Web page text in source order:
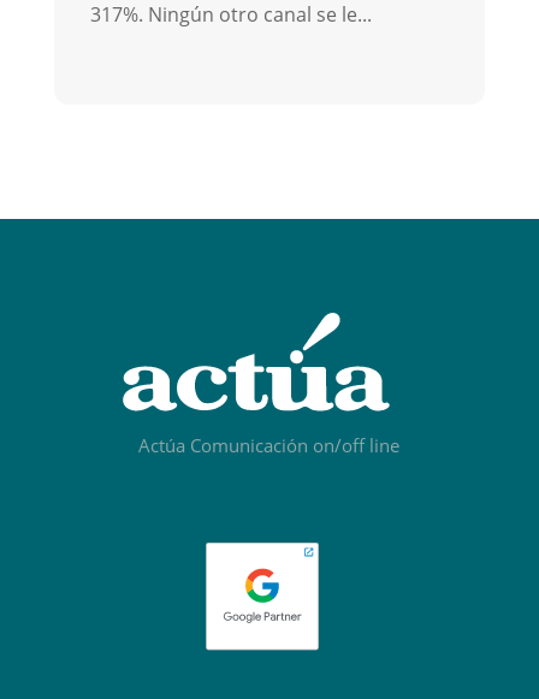
317%. Ningún otro canal se le...
Actúa Comunicación on/off line